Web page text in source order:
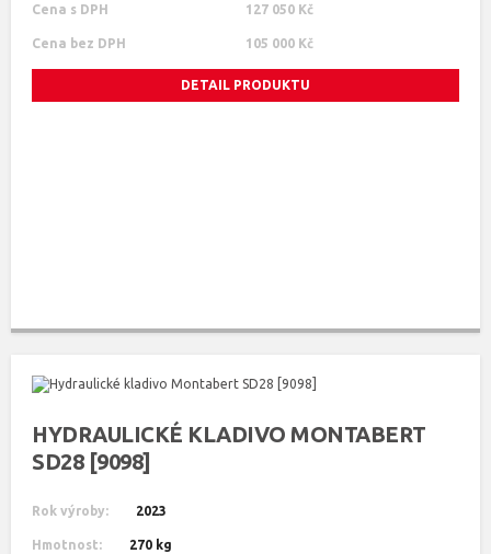
Cena s DPH 127 050 Kč
Cena bez DPH 105 000 Kč
DETAIL PRODUKTU
HYDRAULICKÉ KLADIVO MONTABERT
SD28 [9098]
Rok výroby: 2023
Hmotnost: 270 kg